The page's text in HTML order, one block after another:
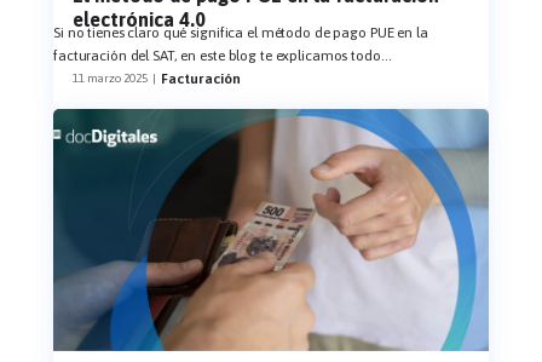
electrónica 4.0
Si no tienes claro qué significa el método de pago PUE en la
facturación del SAT, en este blog te explicamos todo
11 marzo 2025 | Facturación